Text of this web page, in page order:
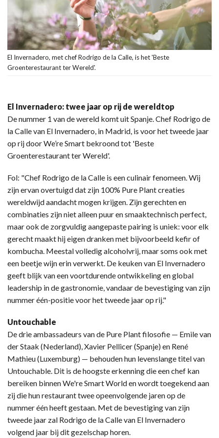
El Invernadero, met chef Rodrigo de la Calle, is het 'Beste
Groenterestaurant ter Wereld'.
El Invernadero: twee jaar op rij de wereldtop
De nummer 1 van de wereld komt uit Spanje. Chef Rodrigo de
la Calle van El Invernadero, in Madrid, is voor het tweede jaar
op rij door We’re Smart bekroond tot 'Beste
Groenterestaurant ter Wereld'.
Fol: "Chef Rodrigo de la Calle is een culinair fenomeen. Wij
zijn ervan overtuigd dat zijn 100% Pure Plant creaties
wereldwijd aandacht mogen krijgen. Zijn gerechten en
combinaties zijn niet alleen puur en smaaktechnisch perfect,
maar ook de zorgvuldig aangepaste pairing is uniek: voor elk
gerecht maakt hij eigen dranken met bijvoorbeeld kefir of
kombucha. Meestal volledig alcoholvrij, maar soms ook met
een beetje wijn erin verwerkt. De keuken van El Invernadero
geeft blijk van een voortdurende ontwikkeling en global
leadership in de gastronomie, vandaar de bevestiging van zijn
nummer één-positie voor het tweede jaar op rij."
Untouchable
De drie ambassadeurs van de Pure Plant filosofie — Emile van
der Staak (Nederland), Xavier Pellicer (Spanje) en René
Mathieu (Luxemburg) — behouden hun levenslange titel van
Untouchable. Dit is de hoogste erkenning die een chef kan
bereiken binnen We're Smart World en wordt toegekend aan
zij die hun restaurant twee opeenvolgende jaren op de
nummer één heeft gestaan. Met de bevestiging van zijn
tweede jaar zal Rodrigo de la Calle van El Invernadero
volgend jaar bij dit gezelschap horen.